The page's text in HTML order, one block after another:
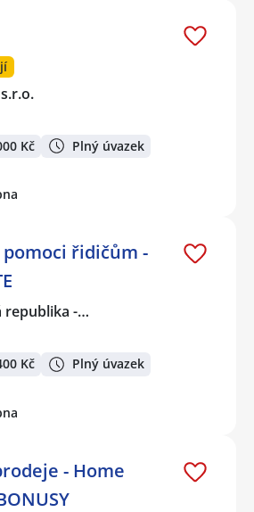
Kč Plný úvazek
řidičům -
republika -…
Kč Plný úvazek
- Home